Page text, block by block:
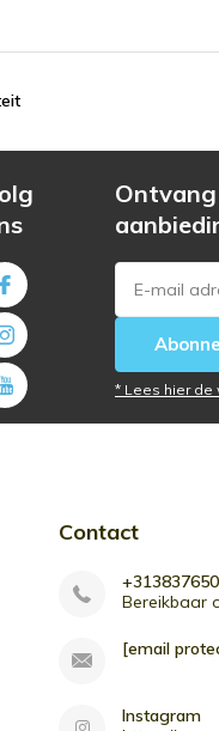
* Lees hier de
Contact
Bereikbaar
[email
Instagram